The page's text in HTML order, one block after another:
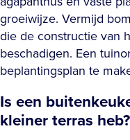
groeiwijze. Vermijd
die de constructie van
beschadigen. Een
beplantingsplan te
Is een
kleiner terras heb?